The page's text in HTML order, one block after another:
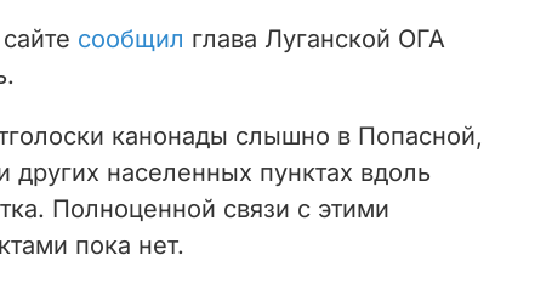
d
e
o
сообщил глава Луганской ОГА
канонады слышно в Попасной,
других населенных пунктах вдоль
Полноценной связи с этими
пока нет.